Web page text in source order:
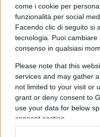
come i cookie per
funzionalità per social
Facendo clic di seguito si
tecnologia. Puoi
consenso in qualsiasi
Please note that this
services and may gather
not limited to your visit or
grant or deny consent to
use your data for below
consent section.
Ora sappiamo che
fondamenta di
Perché questi
politiche globali.
Gli scenari più
8.5 e SSP3-7.0 non
accademici utilizzati